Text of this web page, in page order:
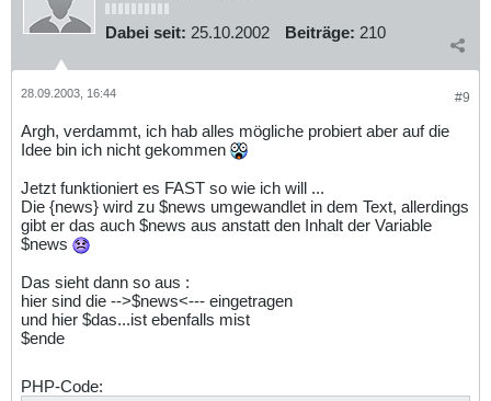
Dabei seit: 25.10.2002 Beiträge: 210
#9
28.09.2003, 16:44
Argh, verdammt, ich hab alles mögliche probiert aber auf die
Idee bin ich nicht gekommen
Jetzt funktioniert es FAST so wie ich will ...
Die {news} wird zu $news umgewandlet in dem Text, allerdings
gibt er das auch $news aus anstatt den Inhalt der Variable
$news
Das sieht dann so aus :
hier sind die -->$news<--- eingetragen
und hier $das...ist ebenfalls mist
$ende
PHP-Code: